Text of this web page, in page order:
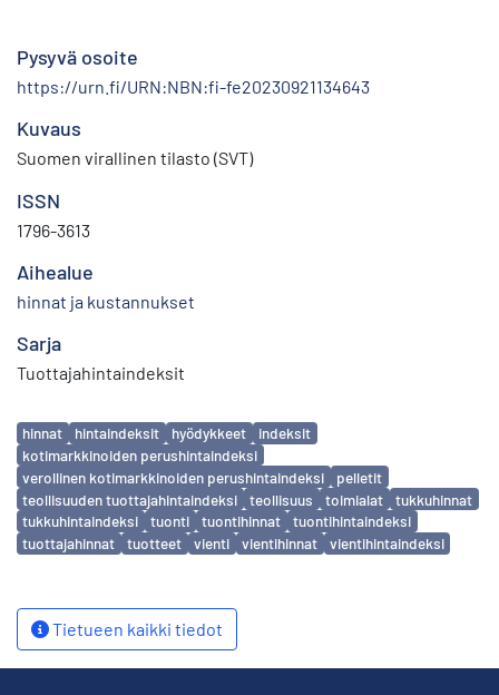
Pysyvä osoite
https://urn.fi/URN:NBN:fi-fe20230921134643
Kuvaus
Suomen virallinen tilasto (SVT)
ISSN
1796-3613
Aihealue
hinnat ja kustannukset
Sarja
Tuottajahintaindeksit
Avainsanat
hinnat hintaindeksit hyödykkeet
indeksit
kotimarkkinoiden perushintaindeksi
verollinen kotimarkkinoiden perushintaindeksi
pelletit
teollisuuden tuottajahintaindeksi
teollisuus toimialat
tukkuhinnat
tukkuhintaindeksi
tuonti tuontihinnat
tuontihintaindeksi
tuottajahinnat
tuotteet vienti vientihinnat vientihintaindeksi
Tietueen kaikki tiedot